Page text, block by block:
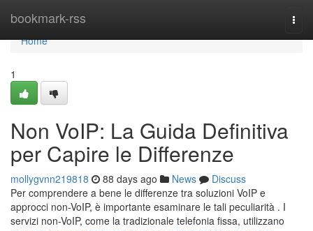
bookmark-rss
Home
Home
1
Non VoIP: La Guida Definitiva
per Capire le Differenze
mollygvnn219818 88 days ago News
Discuss
Per comprendere a bene le differenze tra soluzioni VoIP e
approcci non-VoIP, è importante esaminare le tali peculiarità . I
servizi non-VoIP, come la tradizionale telefonia fissa, utilizzano